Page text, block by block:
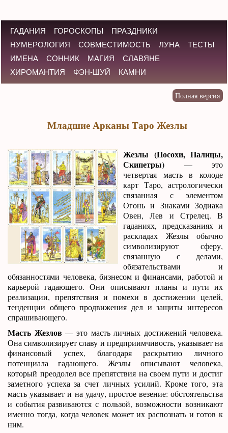
ГАДАНИЯ ГОРОСКОПЫ
ПРАЗДНИКИ
НУМЕРОЛОГИЯ
СОВМЕСТИМОСТЬ ЛУНА
ТЕСТЫ
ИМЕНА
СОННИК МАГИЯ
СЛАВЯНЕ
ХИРОМАНТИЯ
ФЭН-ШУЙ КАМНИ
Младшие Арканы Таро Жезлы
Жезлы (Посохи, Палицы,
Скипетры) — это
четвертая масть в колоде
карт Таро, астрологически
связанная с элементом
Огонь и Знаками Зодиака
Овен, Лев и Стрелец. В
гаданиях, предсказаниях и
раскладах Жезлы обычно
символизируют сферу,
связанную с делами,
обязательствами и
обязанностями человека, бизнесом и финансами, работой и
карьерой гадающего. Они описывают планы и пути их
реализации, препятствия и помехи в достижении целей,
тенденции общего продвижения дел и защиты интересов
спрашивающего.
Масть Жезлов— это масть личных достижений человека.
Она символизирует славу и предприимчивость, указывает на
финансовый успех, благодаря раскрытию личного
потенциала гадающего. Жезлы описывают человека,
который преодолел все препятствия на своем пути и достиг
заметного успеха за счет личных усилий. Кроме того, эта
масть указывает и на удачу, простое везение: обстоятельства
и события развиваются с пользой, возможности возникают
именно тогда, когда человек может их распознать и готов к
ним.